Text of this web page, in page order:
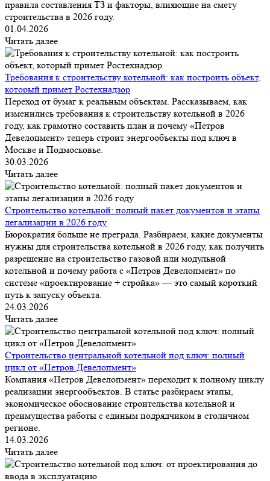
правила составления ТЗ и факторы, влияющие на смету
строительства в 2026 году.
01.04.2026
Читать далее
Требования к строительству котельной: как построить объект,
который примет Ростехнадзор
Переход от бумаг к реальным объектам. Рассказываем, как
изменились требования к строительству котельной в 2026
году, как грамотно составить план и почему «Петров
Девелопмент» теперь строит энергообъекты под ключ в
Москве и Подмосковье.
30.03.2026
Читать далее
Строительство котельной: полный пакет документов и этапы
легализации в 2026 году
Бюрократия больше не преграда. Разбираем, какие документы
нужны для строительства котельной в 2026 году, как получить
разрешение на строительство газовой или модульной
котельной и почему работа с «Петров Девелопмент» по
системе «проектирование + стройка» — это самый короткий
путь к запуску объекта.
24.03.2026
Читать далее
Строительство центральной котельной под ключ: полный
цикл от «Петров Девелопмент»
Компания «Петров Девелопмент» переходит к полному циклу
реализации энергообъектов. В статье разбираем этапы,
экономическое обоснование строительства котельной и
преимущества работы с единым подрядчиком в столичном
регионе.
14.03.2026
Читать далее